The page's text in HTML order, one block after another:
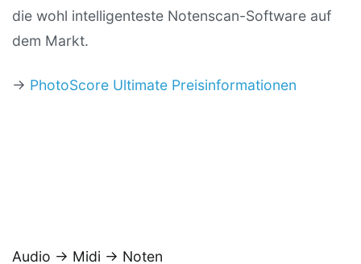
die wohl intelligenteste Notenscan-Software auf
dem Markt.
→ PhotoScore Ultimate Preisinformationen
Audio → Midi → Noten